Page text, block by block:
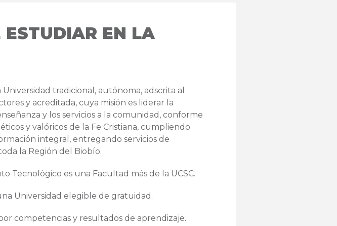
ESTUDIAR EN LA
tradicional, autónoma, adscrita al
y acreditada, cuya misión es liderar la
y los servicios a la comunidad, conforme
y valóricos de la Fe Cristiana, cumpliendo
integral, entregando servicios de
la Región del Biobío.
Tecnológico es una Facultad más de la UCSC.
Universidad elegible de gratuidad.
competencias y resultados de aprendizaje.